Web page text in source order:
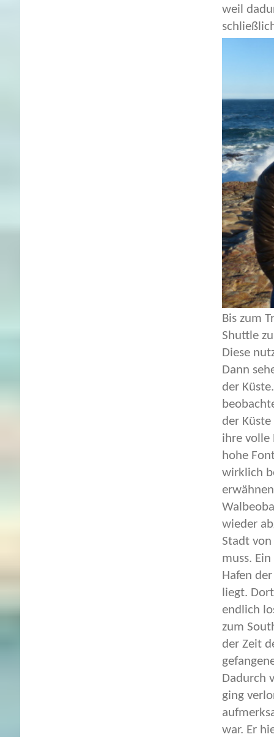
weil
Bis zum
Shuttle
Diese
Dann
der
der
ihre volle
hohe
wirklich
wieder
Stadt
muss.
Hafen
liegt.
endlich
zum
der Zeit
Dadurch
ging
war. Er